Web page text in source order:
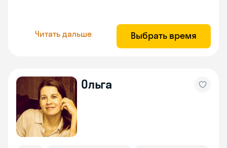
Читать дальше Выбрать время
Ольга